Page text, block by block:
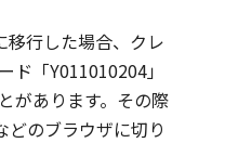
行した場合、クレ
ド「Y011010204」
があります。その際
のブラウザに切り